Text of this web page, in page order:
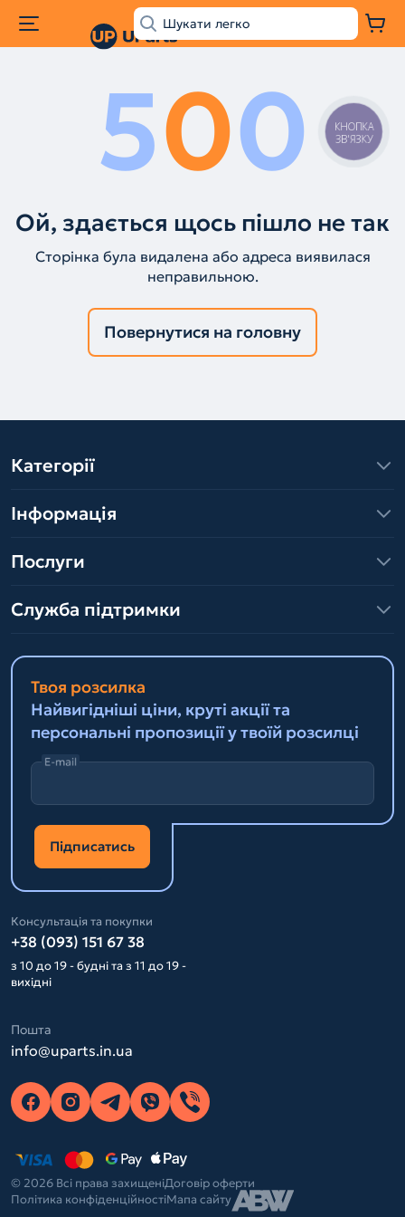
500
Ой, здається щось пішло не так
Сторінка була видалена або адреса виявилася
неправильною.
Повернутися на головну
Категорії
Інформація
Послуги
Служба підтримки
Твоя розсилка
Найвигідніші ціни, круті акції та
персональні пропозиції у твоїй розсилці
E-mail
Підписатись
Консультація та покупки
+38 (093) 151 67 38
з 10 до 19 - будні та з 11 до 19 -
вихідні
Пошта
info@uparts.in.ua
© 2026 Всі права захищеніДоговір оферти
Політика конфіденційностіМапа сайту
КНОПКА
ЗВ'ЯЗКУ